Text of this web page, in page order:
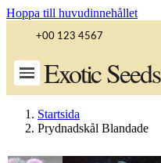
Hoppa till huvudinnehållet
+00 123 4567
Exotic Seeds
Startsida
Prydnadskål Blandade